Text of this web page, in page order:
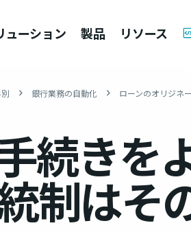
ューション 製品 リソース
銀行業務の自動化 ローンのオリジネ
続きを
制はそ